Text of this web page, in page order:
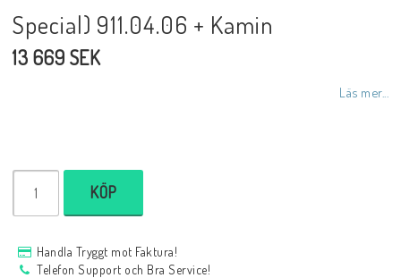
Special) 911.04.06 + Kamin
13 669 SEK
Läs mer...
KÖP
Handla Tryggt mot Faktura!
Telefon Support och Bra Service!